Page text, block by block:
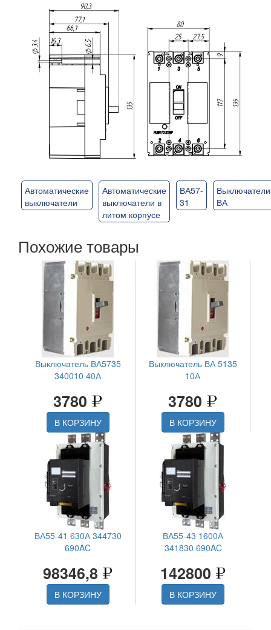
Автоматические
выключатели
Автоматические
выключатели в
литом корпусе
ВА57-
31
Выключатели
ВА
Похожие товары
Выключатель ВА5735
340010 40А
3780
В КОРЗИНУ
Выключатель ВА 5135
10А
3780
В КОРЗИНУ
ВА55-41 630А 344730
690AC
98346,8
В КОРЗИНУ
ВА55-43 1600А
341830 690AC
142800
В КОРЗИНУ